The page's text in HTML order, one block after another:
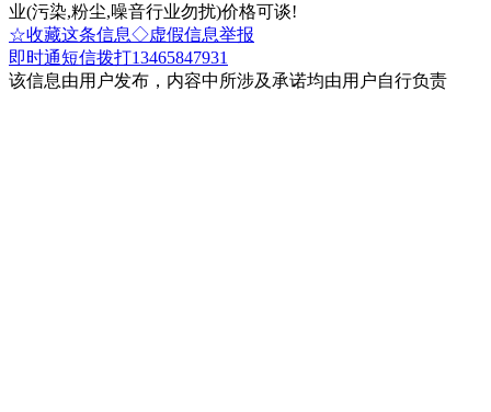
业(污染,粉尘,噪音行业勿扰)价格可谈!
☆收藏这条信息◇虚假信息举报
即时通短信拨打13465847931
该信息由用户发布，内容中所涉及承诺均由用户自行负责